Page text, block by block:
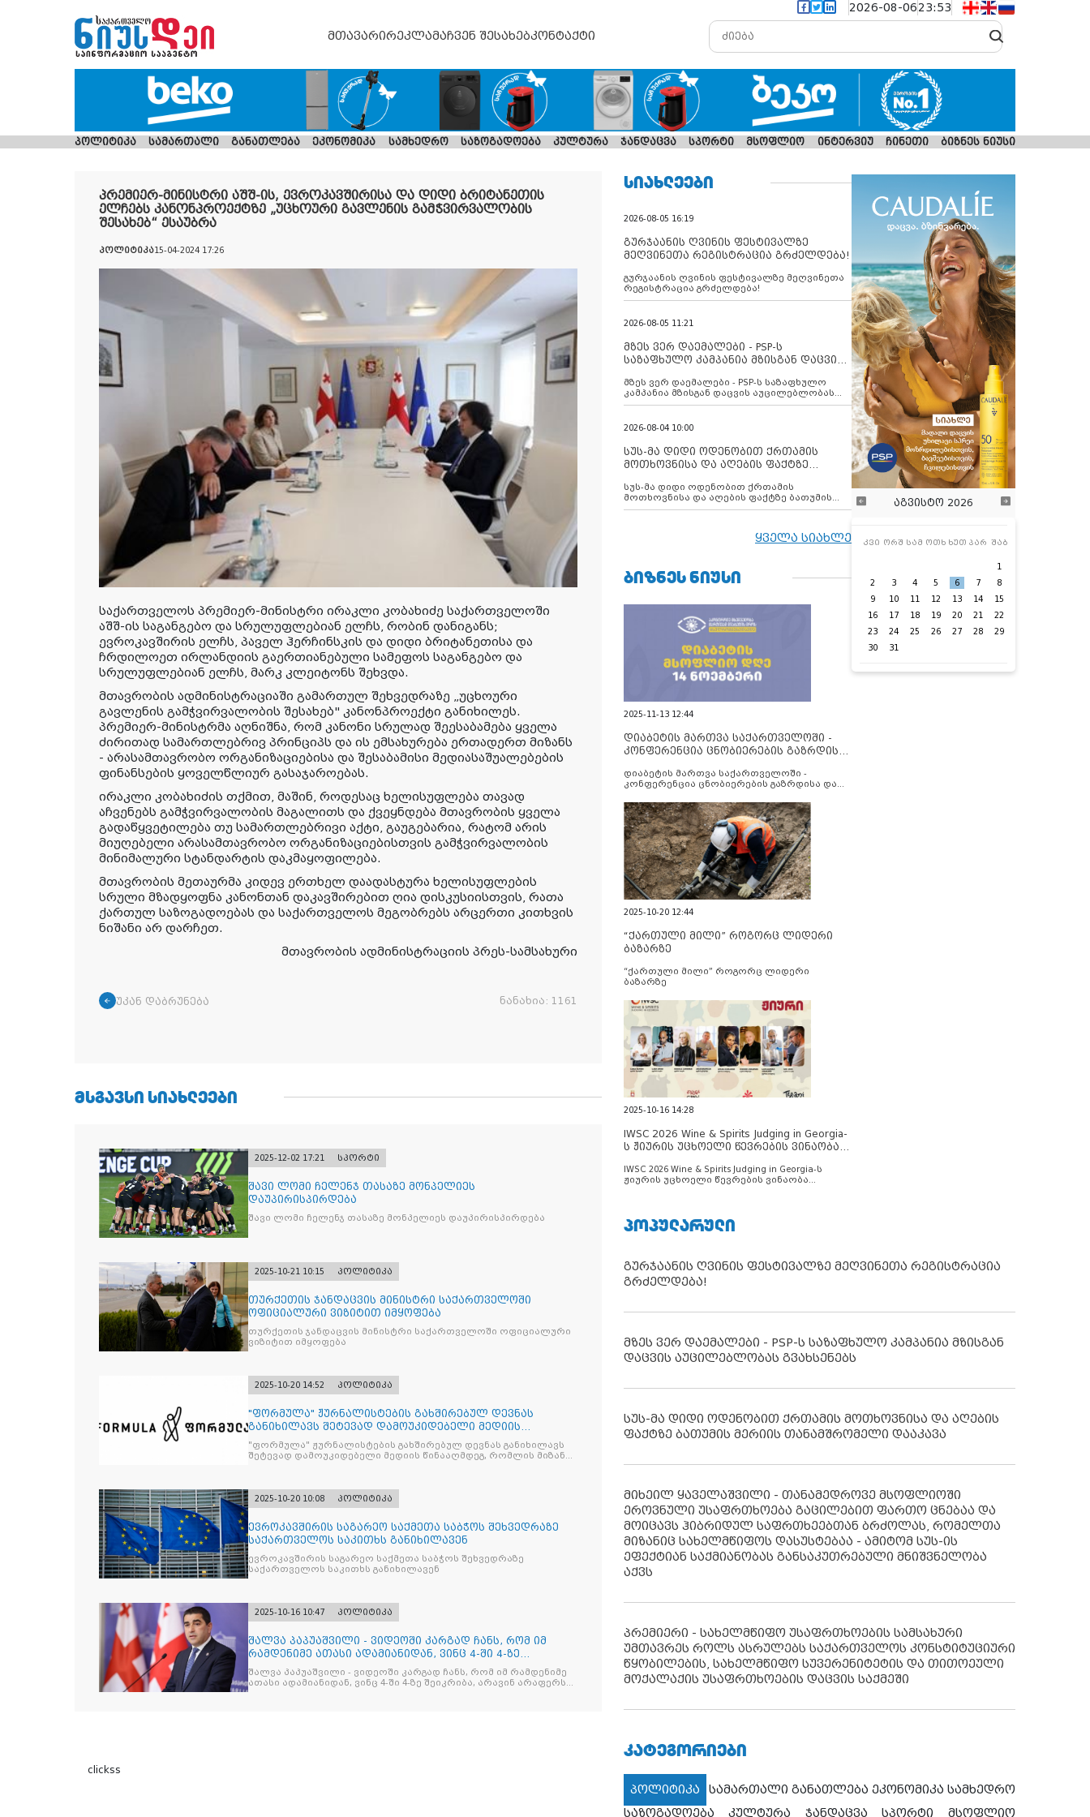
2026-08-0623:53
მთავარირეკლამაჩვენ შესახებკონტაქტი
პოლიტიკა სამართალი განათლება ეკონომიკა სამხედრო საზოგადოება კულტურა ჯანდაცვა სპორტი მსოფლიო ინტერვიუ ჩინეთი ბიზნეს ნიუსი
პრემიერ-მინისტრი აშშ-ის, ევროკავშირისა და დიდი ბრიტანეთის
ელჩებს კანონპროექტზე „უცხოური გავლენის გამჭვირვალობის
შესახებ“ ესაუბრა
პოლიტიკა15-04-2024 17:26
საქართველოს პრემიერ-მინისტრი ირაკლი კობახიძე საქართველოში
აშშ-ის საგანგებო და სრულუფლებიან ელჩს, რობინ დანიგანს;
ევროკავშირის ელჩს, პაველ ჰერჩინსკის და დიდი ბრიტანეთისა და
ჩრდილოეთ ირლანდიის გაერთიანებული სამეფოს საგანგებო და
სრულუფლებიან ელჩს, მარკ კლეიტონს შეხვდა.
მთავრობის ადმინისტრაციაში გამართულ შეხვედრაზე „უცხოური
გავლენის გამჭვირვალობის შესახებ" კანონპროექტი განიხილეს.
პრემიერ-მინისტრმა აღნიშნა, რომ კანონი სრულად შეესაბამება ყველა
ძირითად სამართლებრივ პრინციპს და ის ემსახურება ერთადერთ მიზანს
- არასამთავრობო ორგანიზაციებისა და შესაბამისი მედიასაშუალებების
ფინანსების ყოველწლიურ გასაჯაროებას.
ირაკლი კობახიძის თქმით, მაშინ, როდესაც ხელისუფლება თავად
აჩვენებს გამჭვირვალობის მაგალითს და ქვეყნდება მთავრობის ყველა
გადაწყვეტილება თუ სამართლებრივი აქტი, გაუგებარია, რატომ არის
მიუღებელი არასამთავრობო ორგანიზაციებისთვის გამჭვირვალობის
მინიმალური სტანდარტის დაკმაყოფილება.
მთავრობის მეთაურმა კიდევ ერთხელ დაადასტურა ხელისუფლების
სრული მზადყოფნა კანონთან დაკავშირებით ღია დისკუსიისთვის, რათა
ქართულ საზოგადოებას და საქართველოს მეგობრებს არცერთი კითხვის
ნიშანი არ დარჩეთ.
მთავრობის ადმინისტრაციის პრეს-სამსახური
უკან დაბრუნება ნანახია: 1161
ᲛᲡᲒᲐᲕᲡᲘ ᲡᲘᲐᲮᲚᲔᲔᲑᲘ
2025-12-02 17:21 სპორტი
შავი ლომი ჩელენჯ თასაზე მონპელიეს
დაუპირისპირდება
შავი ლომი ჩელენჯ თასაზე მონპელიეს დაუპირისპირდება
2025-10-21 10:15 პოლიტიკა
თურქეთის ჯანდაცვის მინისტრი საქართველოში
ოფიციალური ვიზიტით იმყოფება
თურქეთის ჯანდაცვის მინისტრი საქართველოში ოფიციალური
ვიზიტით იმყოფება
2025-10-20 14:52 პოლიტიკა
"ფორმულა" ჟურნალისტების გახშირებულ დევნას
განიხილავს შეტევად დამოუკიდებელი მედიის
წინააღმდ
"ფორმულა" ჟურნალისტების გახშირებულ დევნას განიხილავს
შეტევად დამოუკიდებელი მედიის წინააღმდეგ, რომლის მიზანი
2025-10-20 10:08 პოლიტიკა
ევროკავშირის საგარეო საქმეთა საბჭოს შეხვედრაზე
საქართველოს საკითხს განიხილავენ
ევროკავშირის საგარეო საქმეთა საბჭოს შეხვედრაზე
საქართველოს საკითხს განიხილავენ
2025-10-16 10:47 პოლიტიკა
შალვა პაპუაშვილი - ვიდეოში კარგად ჩანს, რომ იმ
რამდენიმე ათასი ადამიანიდან, ვინც 4-ში 4-ზე
შეიკრიბა,
შალვა პაპუაშვილი - ვიდეოში კარგად ჩანს, რომ იმ რამდენიმე
ათასი ადამიანიდან, ვინც 4-ში 4-ზე შეიკრიბა, არავინ არაფერს
clickss
ᲡᲘᲐᲮᲚᲔᲔᲑᲘ
2026-08-05 16:19
გურჯაანის ღვინის ფესტივალზე
მეღვინეთა რეგისტრაცია გრძელდება!
გურჯაანის ღვინის ფესტივალზე მეღვინეთა
რეგისტრაცია გრძელდება!
2026-08-05 11:21
მზეს ვერ დაემალები - PSP-ს
საზაფხულო კამპანია მზისგან დაცვის
მზეს ვერ დაემალები - PSP-ს საზაფხულო
კამპანია მზისგან დაცვის აუცილებლობას
გვახსენებს
2026-08-04 10:00
სუს-მა დიდი ოდენობით ქრთამის
მოთხოვნისა და აღების ფაქტზე
დააკავა
სუს-მა დიდი ოდენობით ქრთამის
მოთხოვნისა და აღების ფაქტზე ბათუმის
მერიის თანამშრომელი დააკავა
ყველა სიახლე
ᲑᲘᲖᲜᲔᲡ ᲜᲘᲣᲡᲘ
2025-11-13 12:44
დიაბეტის მართვა საქართველოში -
კონფერენცია ცნობიერების გაზრდისა
დიაბეტის მართვა საქართველოში -
კონფერენცია ცნობიერების გაზრდისა და
2025-10-20 12:44
“ქართული მილი” როგორც ლიდერი
ბაზარზე
“ქართული მილი” როგორც ლიდერი
ბაზარზე
2025-10-16 14:28
IWSC 2026 Wine & Spirits Judging in Georgia-
ს ჟიურის უცხოელი წევრების ვინაობა
IWSC 2026 Wine & Spirits Judging in Georgia-ს
ჟიურის უცხოელი წევრების ვინაობა
აგვისტო 2026
კვი ორშ სამ ოთხ ხუთ პარ შაბ
1
2
3 4 5 6 7
8
9
10 11 12 13 14
15
16
17 18 19 20 21
22
23
24 25 26 27 28
29
30
31
ᲞᲝᲞᲣᲚᲐᲠᲣᲚᲘ
გურჯაანის ღვინის ფესტივალზე მეღვინეთა რეგისტრაცია
გრძელდება!
მზეს ვერ დაემალები - PSP-ს საზაფხულო კამპანია მზისგან
დაცვის აუცილებლობას გვახსენებს
სუს-მა დიდი ოდენობით ქრთამის მოთხოვნისა და აღების
ფაქტზე ბათუმის მერიის თანამშრომელი დააკავა
მიხეილ ყაველაშვილი - თანამედროვე მსოფლიოში
ეროვნული უსაფრთხოება გაცილებით ფართო ცნებაა და
მოიცავს ჰიბრიდულ საფრთხეებთან ბრძოლას, რომელთა
მიზანიც სახელმწიფოს დასუსტებაა - ამიტომ სუს-ის
ეფექტიან საქმიანობას განსაკუთრებული მნიშვნელობა
აქვს
პრემიერი - სახელმწიფო უსაფრთხოების სამსახური
უმთავრეს როლს ასრულებს საქართველოს კონსტიტუციური
წყობილების, სახელმწიფო სუვერენიტეტის და თითოეული
მოქალაქის უსაფრთხოების დაცვის საქმეში
ᲙᲐᲢᲔᲒᲝᲠᲘᲔᲑᲘ
პოლიტიკა სამართალი განათლება ეკონომიკა სამხედრო
საზოგადოება
კულტურა ჯანდაცვა სპორტი მსოფლიო